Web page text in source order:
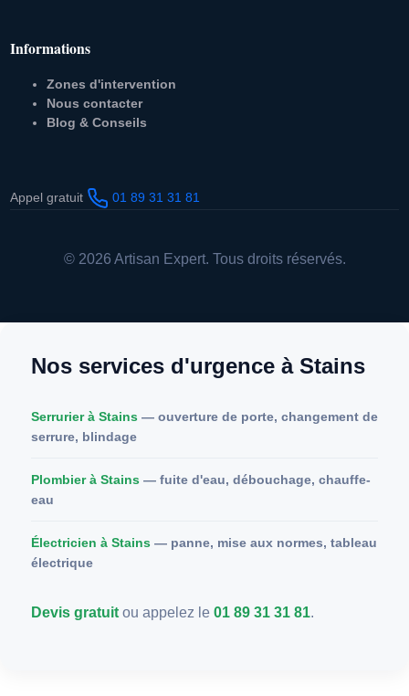
Informations
Zones d'intervention
Nous contacter
Blog & Conseils
Appel gratuit 01 89 31 31 81
© 2026 Artisan Expert. Tous droits réservés.
Nos services d'urgence à Stains
Serrurier à Stains — ouverture de porte, changement de
serrure, blindage
Plombier à Stains — fuite d'eau, débouchage, chauffe-
eau
Électricien à Stains — panne, mise aux normes, tableau
électrique
Devis gratuit ou appelez le 01 89 31 31 81.